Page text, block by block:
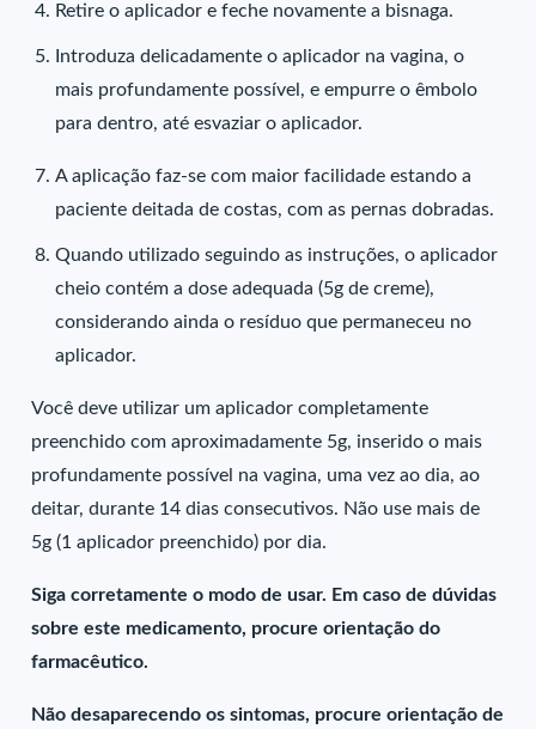
Retire o aplicador e feche novamente a bisnaga.
Introduza delicadamente o aplicador na vagina, o
mais profundamente possível, e empurre o êmbolo
para dentro, até esvaziar o aplicador.
A aplicação faz-se com maior facilidade estando a
paciente deitada de costas, com as pernas dobradas.
Quando utilizado seguindo as instruções, o aplicador
cheio contém a dose adequada (5g de creme),
considerando ainda o resíduo que permaneceu no
aplicador.
Você deve utilizar um aplicador completamente
preenchido com aproximadamente 5g, inserido o mais
profundamente possível na vagina, uma vez ao dia, ao
deitar, durante 14 dias consecutivos. Não use mais de
5g (1 aplicador preenchido) por dia.
Siga corretamente o modo de usar. Em caso de dúvidas
sobre este medicamento, procure orientação do
farmacêutico.
Não desaparecendo os sintomas, procure orientação de